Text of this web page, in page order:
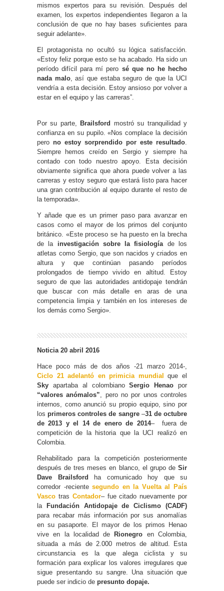
mismos expertos para su revisión. Después del
examen, los expertos independientes llegaron a la
conclusión de que no hay bases suficientes para
seguir adelante».
El protagonista no ocultó su lógica satisfacción.
«Estoy feliz porque esto se ha acabado. Ha sido un
período difícil para mí pero sé que no he hecho
nada malo, así que estaba seguro de que la UCI
vendría a esta decisión. Estoy ansioso por volver a
estar en el equipo y las carreras”.
Por su parte, Brailsford mostró su tranquilidad y
confianza en su pupilo. «Nos complace la decisión
pero no estoy sorprendido por este resultado.
Siempre hemos creído en Sergio y siempre ha
contado con todo nuestro apoyo. Esta decisión
obviamente significa que ahora puede volver a las
carreras y estoy seguro que estará listo para hacer
una gran contribución al equipo durante el resto de
la temporada».
Y añade que es un primer paso para avanzar en
casos como el mayor de los primos del conjunto
británico. «Este proceso se ha puesto en la brecha
de la investigación sobre la fisiologíade los
atletas como Sergio, que son nacidos y criados en
altura y que continúan pasando períodos
prolongados de tiempo vivido en altitud. Estoy
seguro de que las autoridades antidopaje tendrán
que buscar con más detalle en aras de una
competencia limpia y también en los intereses de
los demás como Sergio».
Noticia 20 abril 2016
Hace poco más de dos años -21 marzo 2014-,
Ciclo 21 adelantó en primicia mundial
que el
Sky apartaba al colombianoSergio Henao por
“valores anómalos”, pero no por unos controles
internos, como anunció su propio equipo, sino por
losprimeros controles de sangre–31 de octubre
de 2013 y el 14 de enero de 2014– fuera de
competición de la historia que la UCI realizó en
Colombia.
Rehabilitado para la competición posteriormente
después de tres meses en blanco, el grupo de Sir
Dave Brailsford ha comunicado hoy que su
corredor -recientesegundo en la Vuelta al País
Vasco tras Contador– fue citado nuevamente por
la
Fundación Antidopaje de Ciclismo (CADF)
para recabar más información por sus anomalías
en su pasaporte. El mayor de los primos Henao
vive en la localidad de
Rionegro en Colombia,
situada a más de 2.000 metros de altitud. Esta
circunstancia es la que alega ciclista y su
formación para explicar los valores irregulares que
sigue presentando su sangre. Una situación que
puede ser indicio de presunto dopaje.